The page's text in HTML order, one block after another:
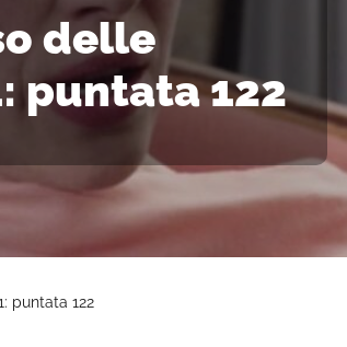
LA PROMESSA
SEGRETI DI FAMIGLIA
TEMPESTA D’AMORE
delle
puntata 122
puntata 122